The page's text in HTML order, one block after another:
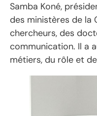
Samba Koné,
des ministères de la
chercheurs, des
communication. Il a
métiers, du rôle et